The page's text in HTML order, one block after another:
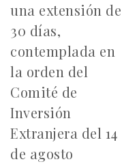
una extensión de
30 días,
contemplada en
la orden del
Comité de
Inversión
Extranjera del 14
de agosto